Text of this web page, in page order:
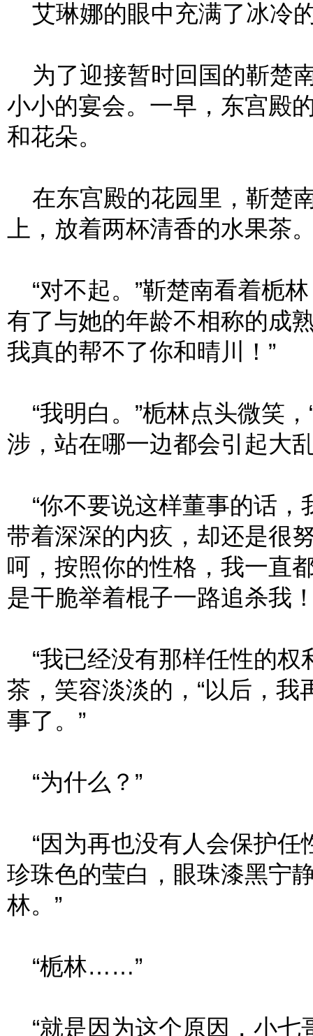
艾琳娜的眼中充满了冰冷
为了迎接暂时回国的靳楚
小小的宴会。一早，东宫殿
和花朵。
在东宫殿的花园里，靳楚
上，放着两杯清香的水果茶
“对不起。”靳楚南看着栀
有了与她的年龄不相称的成
我真的帮不了你和晴川！”
“我明白。”栀林点头微笑
涉，站在哪一边都会引起大
“你不要说这样董事的话，
带着深深的内疚，却还是很
呵，按照你的性格，我一直
是干脆举着棍子一路追杀我
“我已经没有那样任性的权
茶，笑容淡淡的，“以后，
事了。”
“为什么？”
“因为再也没有人会保护任
珍珠色的莹白，眼珠漆黑宁
林。”
“栀林……”
“就是因为这个原因，小七